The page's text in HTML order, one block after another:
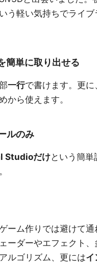
う軽い気持ちでライ
簡単に取り出せる
一行で書けます。更に
から使えます。
ルのみ
Studioだけという簡
ーム作りでは避けて通
ーダーやエフェクト
ルゴリズム、更にはイ